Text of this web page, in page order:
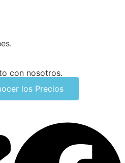
con nosotros.
los Precios